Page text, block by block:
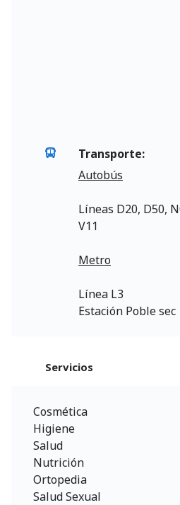
Transporte:
Autobús
Líneas D20, D50,
V11
Metro
Línea L3
Estación Poble sec
Servicios
Cosmética
Higiene
Salud
Nutrición
Ortopedia
Salud Sexual